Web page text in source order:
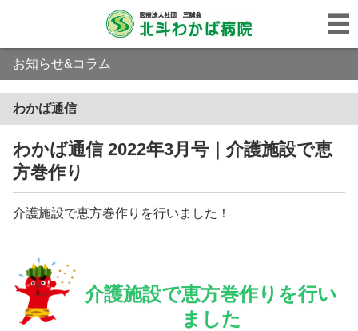
お知らせ&コラム
わかば通信
わかば通信 2022年3月号｜介護施設で恵
方巻作り
介護施設で恵方巻作りを行いました！
介護施設で恵方巻作りを行い
ました